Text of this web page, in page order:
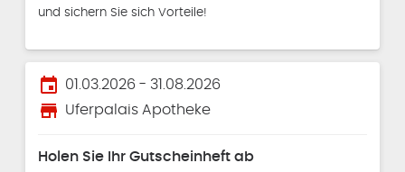
und sichern Sie sich Vorteile!
event 01.03.2026 - 31.08.2026
store Uferpalais Apotheke
Holen Sie Ihr Gutscheinheft ab